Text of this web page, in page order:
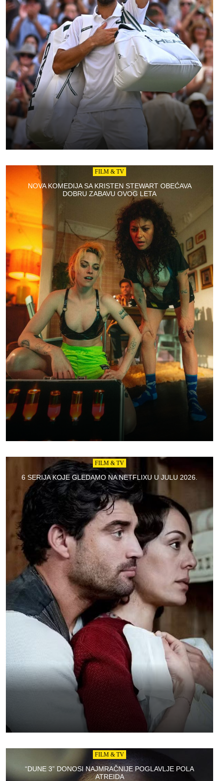
FILM & TV
NOVA KOMEDIJA SA KRISTEN STEWART OBEĆAVA
DOBRU ZABAVU OVOG LETA
FILM & TV
6 SERIJA KOJE GLEDAMO NA NETFLIXU U JULU 2026.
FILM & TV
“DUNE 3” DONOSI NAJMRAČNIJE POGLAVLJE POLA
ATREIDA